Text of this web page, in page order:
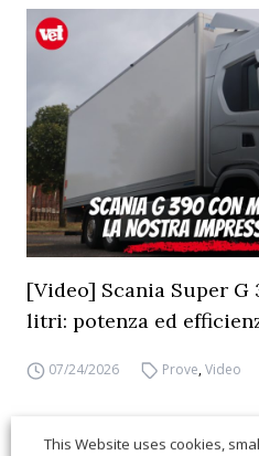
[Video] Scania Super G
litri: potenza ed
07/24/2026 Prove,Video
This Website uses cookies,